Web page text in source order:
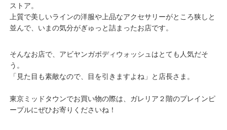
ストア。
上質で美しいラインの洋服や上品なアクセサリーがところ狭しと
並んで、いまの気分がぎゅっと詰まったお店です。
そんなお店で、アビヤンガボディウォッシュはとても人気だそ
う。
「見た目も素敵なので、目を引きますよね」と店長さま。
東京ミッドタウンでお買い物の際は、ガレリア２階のプレインピ
ープルにぜひお寄りくださいね！